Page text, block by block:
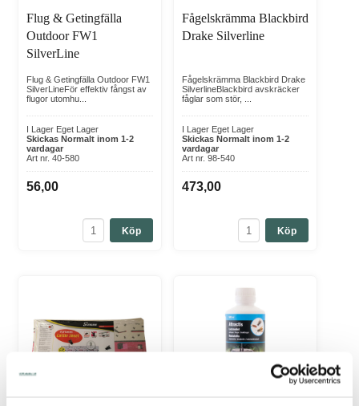
Flug & Getingfälla
Outdoor FW1
SilverLine
Flug & Getingfälla Outdoor FW1
SilverLineFör effektiv fångst av
flugor utomhu...
I Lager Eget Lager
Skickas Normalt inom 1-2
vardagar
Art nr. 40-580
56,00
Köp
Fågelskrämma Blackbird
Drake Silverline
Fågelskrämma Blackbird Drake
SilverlineBlackbird avskräcker
fåglar som stör, ...
I Lager Eget Lager
Skickas Normalt inom 1-2
vardagar
Art nr. 98-540
473,00
Köp